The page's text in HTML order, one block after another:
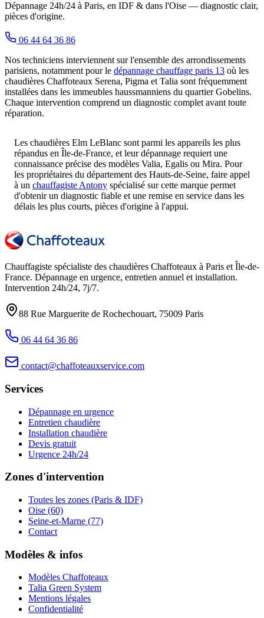
Dépannage 24h/24 à Paris, en IDF & dans l'Oise — diagnostic clair,
pièces d'origine.
06 44 64 36 86
Nos techniciens interviennent sur l'ensemble des arrondissements
parisiens, notamment pour le dépannage chauffage paris 13 où les
chaudières Chaffoteaux Serena, Pigma et Talia sont fréquemment
installées dans les immeubles haussmanniens du quartier Gobelins.
Chaque intervention comprend un diagnostic complet avant toute
réparation.
Les chaudières Elm LeBlanc sont parmi les appareils les plus
répandus en Île-de-France, et leur dépannage requiert une
connaissance précise des modèles Valia, Egalis ou Mira. Pour
les propriétaires du département des Hauts-de-Seine, faire appel
à un chauffagiste Antony spécialisé sur cette marque permet
d'obtenir un diagnostic fiable et une remise en service dans les
délais les plus courts, pièces d'origine à l'appui.
Chauffagiste spécialiste des chaudières Chaffoteaux à Paris et Île-de-
France. Dépannage en urgence, entretien annuel et installation.
Intervention 24h/24, 7j/7.
88 Rue Marguerite de Rochechouart, 75009 Paris
06 44 64 36 86
contact@chaffoteauxservice.com
Services
Dépannage en urgence
Entretien chaudière
Installation chaudière
Devis gratuit
Urgence 24h/24
Zones d'intervention
Toutes les zones (Paris & IDF)
Oise (60)
Seine-et-Marne (77)
Contact
Modèles & infos
Modèles Chaffoteaux
Talia Green System
Mentions légales
Confidentialité